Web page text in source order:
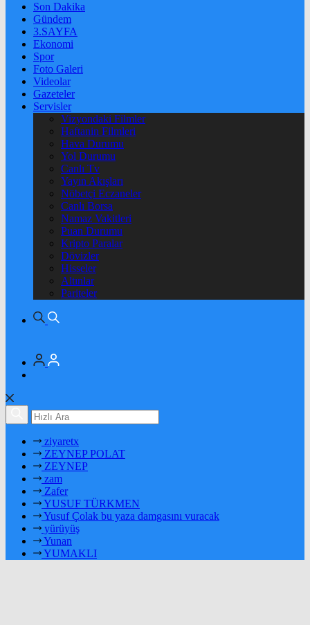
Son Dakika
Gündem
3.SAYFA
Ekonomi
Spor
Foto Galeri
Videolar
Gazeteler
Servisler
Vizyondaki Filmler
Haftanin Filmleri
Hava Durumu
Yol Durumu
Canlı Tv
Yayın Akışları
Nöbetçi Eczaneler
Canlı Borsa
Namaz Vakitleri
Puan Durumu
Kripto Paralar
Dövizler
Hisseler
Altınlar
Pariteler
ziyaretx
ZEYNEP POLAT
ZEYNEP
zam
Zafer
YUSUF TÜRKMEN
Yusuf Çolak bu yaza damgasını vuracak
yürüyüş
Yunan
YUMAKLI